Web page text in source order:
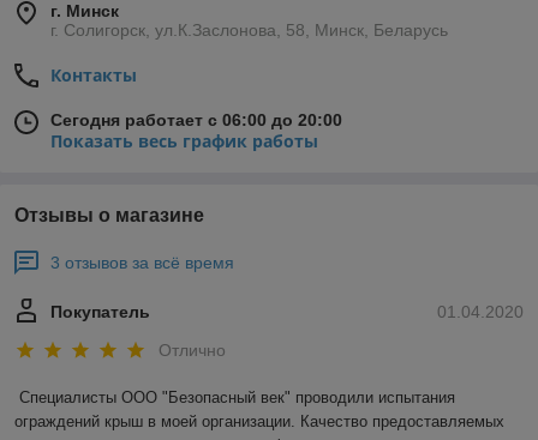
г. Минск
г. Солигорск, ул.К.Заслонова, 58, Минск, Беларусь
Контакты
Сегодня работает с 06:00 до 20:00
Показать весь график работы
Отзывы о магазине
3 отзывов за всё время
01.04.2020
Покупатель
Отлично
Специалисты ООО "Безопасный век" проводили испытания
ограждений крыш в моей организации. Качество предоставляемых